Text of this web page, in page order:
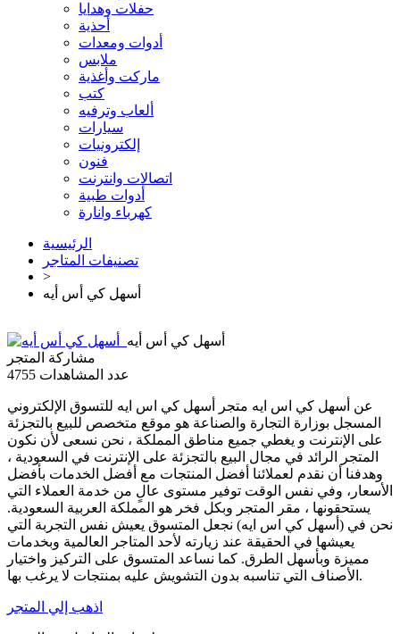
حفلات وهدايا
أحذية
أدوات ومعدات
ملابس
ماركت وأغذية
كتب
ألعاب وترفيه
سيارات
إلكترونيات
فنون
اتصالات وانترنت
أدوات طبية
كهرباء وانارة
الرئيسية
تصنيفات المتاجر
>
مشاركة المتجر
عدد المشاهدات 4755
عن أسهل كي اس ايه متجر أسهل كي اس ايه للتسوق الإلكتروني
المسجل بوزارة التجارة والصناعة هو موقع متخصص للبيع بالتجزئة
على الإنترنت و يغطي جميع مناطق المملكة ، نحن نسعى لأن نكون
المتجر الرائد في مجال البيع بالتجزئة على الإنترنت في السعودية ،
وهدفنا أن نقدم لعملائنا أفضل المنتجات مع أفضل الخدمات بأفضل
الأسعار، وفي نفس الوقت توفير مستوى عالٍ من خدمة العملاء التي
يستحقونها ، مقر المتجر وبكل فخر هو المملكة العربية السعودية.
نحن في (أسهل كي اس ايه) نجعل المتسوق يعيش نفس التجربة التي
يعيشها في الحقيقة عند زيارته لأحد المتاجر العالمية وبخدمات
مميزة وبأسهل الطرق. كما نساعد المتسوق على التركيز واختيار
الأصناف التي تناسبه بدون التشويش عليه بمنتجات لا يرغب بها.
اذهب إلي المتجر